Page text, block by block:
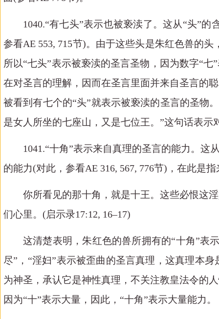
1040.“有七头”表示也被亵渎了 。这从“头”的
参看AE 553, 715节)。由于这些头是朱红色兽的头
所以“七头”表示被亵渎的圣言圣物，因为数字“
在对圣言的理解，因而在圣言里面并来自圣言的
被看到有七个的“头”就表示被亵渎的圣言的圣物
是女人所坐的七座山， 又是七位王。 ”这句话表示
1041.“十角”表示来自真理的圣言的能力。这
的能力(对此， 参看AE 316, 567, 776节)，在此是指
你所看见的那十角，就是十王。这些必恨这
们心里。 (启示录17:12, 16–17)
这清楚表明，朱红色的兽所拥有的“十角”表
尽”，“淫妇”表示被歪曲的圣言真理，这真理本
为神圣，承认它是神性真理，不关注教皇法令的
因为“十”表示大量，因此，“十角”表示大量能力。